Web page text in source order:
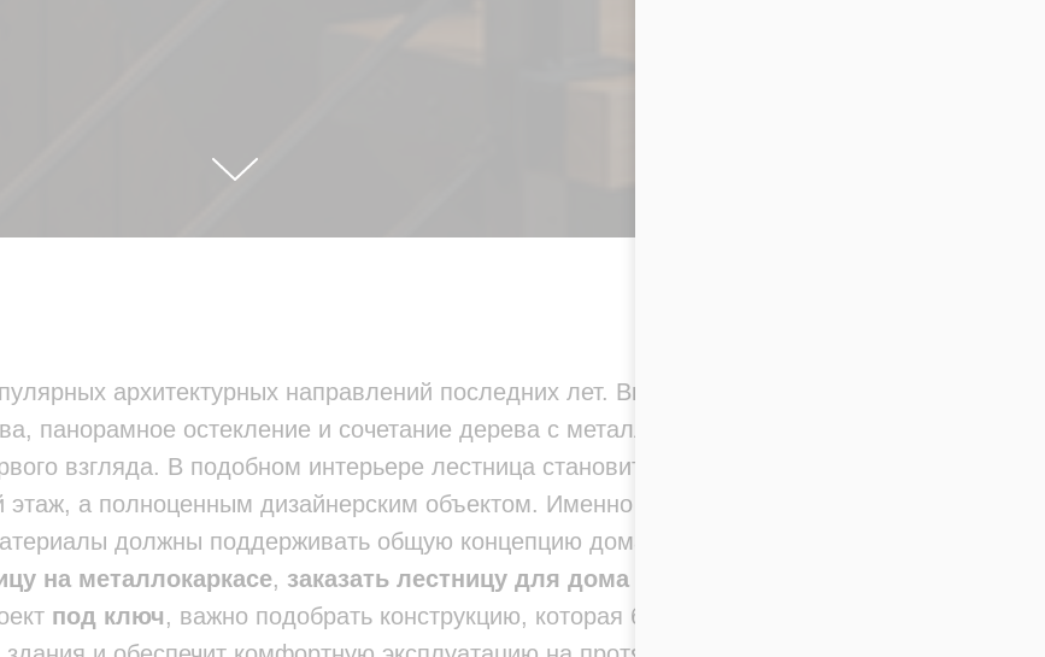
архитектурных направлений последних лет. Высокие
панорамное остекление и сочетание дерева с металлом делают
взгляда. В подобном интерьере лестница становится не просто
этаж, а полноценным дизайнерским объектом. Именно поэтому её
должны поддерживать общую концепцию дома.
на металлокаркасе, заказать лестницу для дома в стиле
под ключ, важно подобрать конструкцию, которая будет